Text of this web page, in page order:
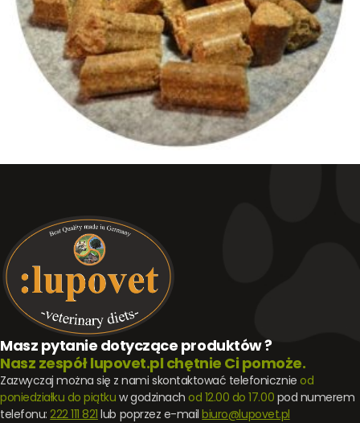
Masz pytanie dotyczące produktów ?
Nasz zespół lupovet.pl chętnie Ci pomoże.
Zazwyczaj można się z nami skontaktować telefonicznie od
poniedziałku do piątku w godzinach od 12.00 do 17.00 pod numerem
telefonu:222 111 821 lub poprzez e-mailbiuro@lupovet.pl